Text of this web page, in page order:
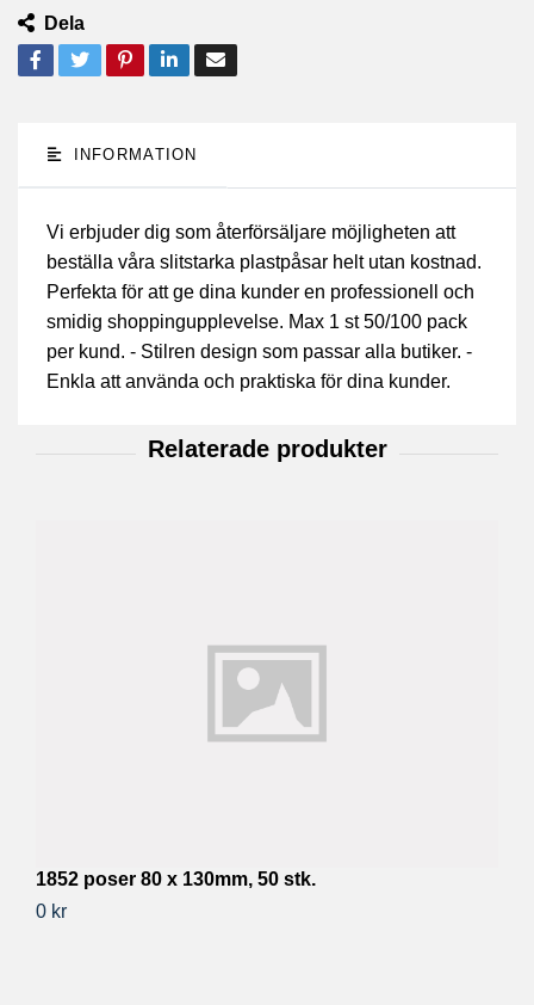
Dela
INFORMATION
Vi erbjuder dig som återförsäljare möjligheten att
beställa våra slitstarka plastpåsar helt utan kostnad.
Perfekta för att ge dina kunder en professionell och
smidig shoppingupplevelse. Max 1 st 50/100 pack
per kund. - Stilren design som passar alla butiker. -
Enkla att använda och praktiska för dina kunder.
1852 poser 80 x 130mm, 50 stk.
0 kr